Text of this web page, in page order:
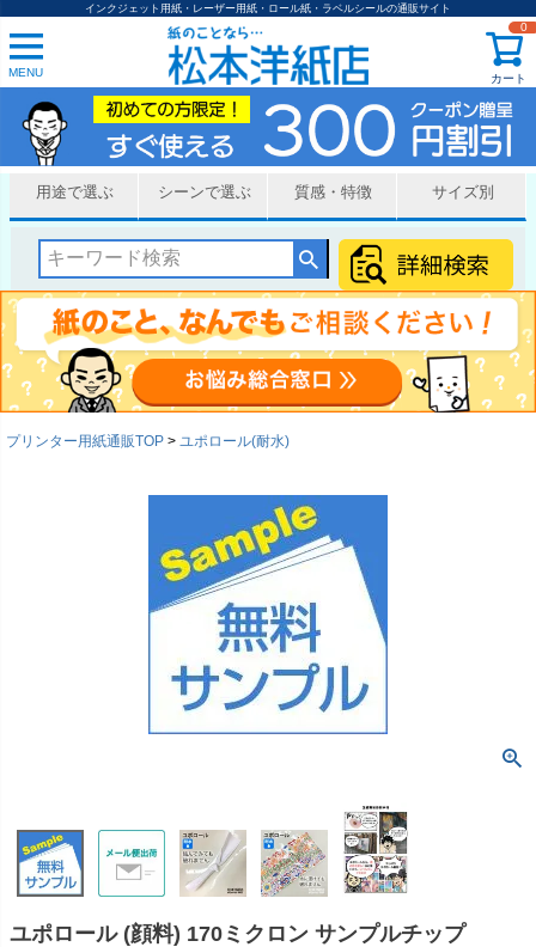
インクジェット用紙・レーザー用紙・ロール紙・ラベルシールの通販サイト
MENU カート
0
用途で選ぶ シーンで選ぶ 質感・特徴 サイズ別
プリンター用紙通販TOP ユポロール(耐水)
ユポロール (顔料) 170ミクロン サンプルチップ